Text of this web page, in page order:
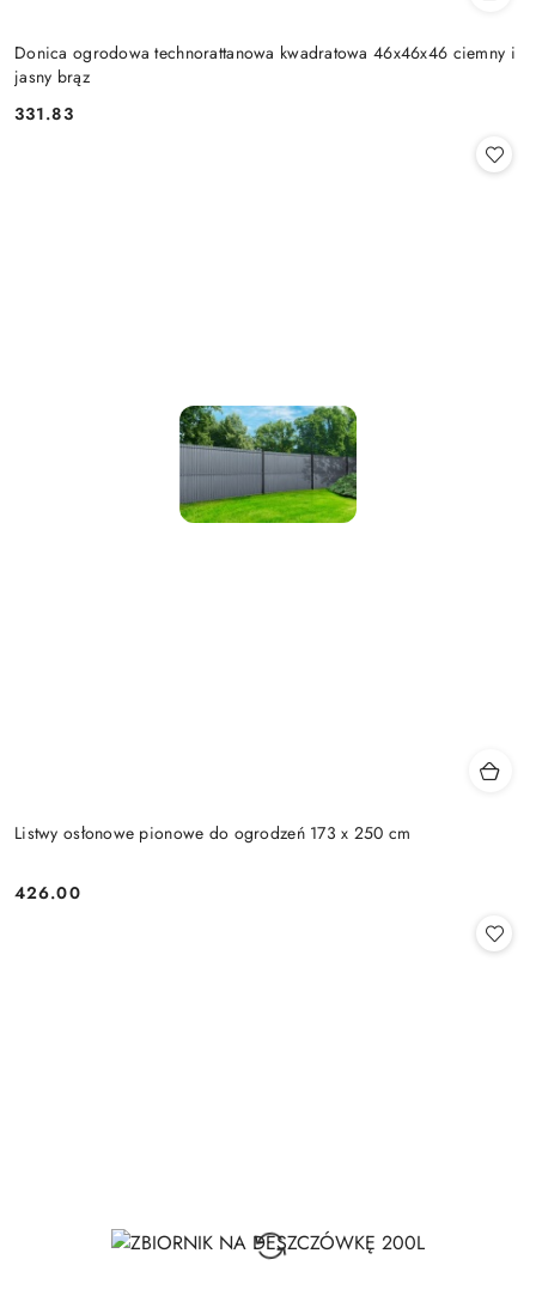
Donica ogrodowa technorattanowa kwadratowa 46x46x46 ciemny i
jasny brąz
Cena:
331.83
Listwy osłonowe pionowe do ogrodzeń 173 x 250 cm
Cena:
426.00